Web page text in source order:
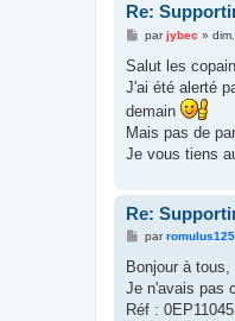
Re:
M
s
a
e
parjybec »
Salut les
J'ai été alerté
demain
Mais pas de
Je vous tiens
Re:
M
s
a
g
parromulus125
Bonjour à tous,
Je n'avais pas
Réf :